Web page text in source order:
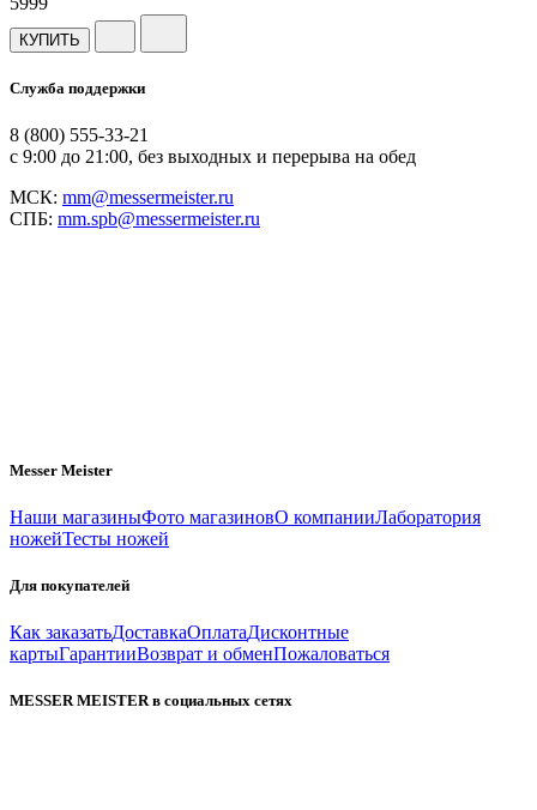
КУПИТЬ
Служба поддержки
8 (800) 555-33-21
с 9:00 до 21:00, без выходных и перерыва на обед
МСК: mm@messermeister.ru
СПБ: mm.spb@messermeister.ru
Messer Meister
Наши магазиныФото магазиновО компанииЛаборатория
ножейТесты ножей
Для покупателей
Как заказатьДоставкаОплатаДисконтные
картыГарантииВозврат и обменПожаловаться
MESSER MEISTER в социальных сетях